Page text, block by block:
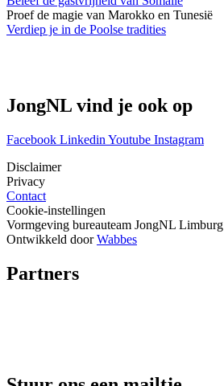
Proef de magie van Marokko en Tunesië
Verdiep je in de Poolse tradities
JongNL vind je ook op
Facebook Linkedin Youtube Instagram
Disclaimer
Privacy
Contact
Cookie-instellingen
Vormgeving bureauteam JongNL Limburg
Ontwikkeld doorWabbes
Partners